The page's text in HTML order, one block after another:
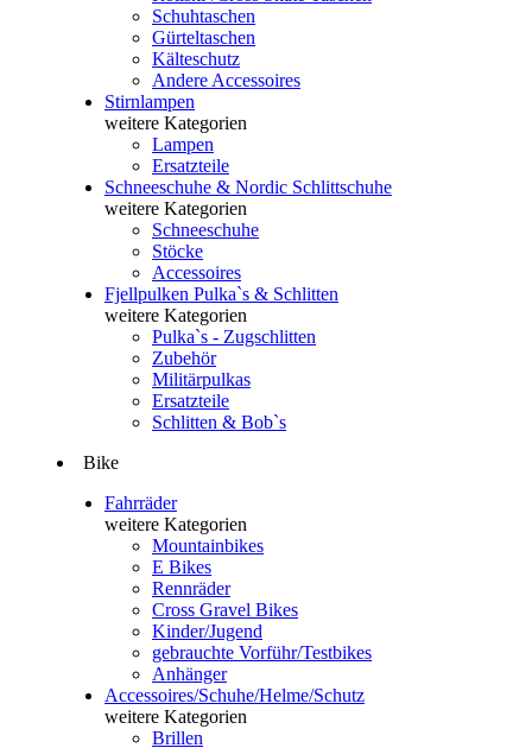
Schuhtaschen
Gürteltaschen
Kälteschutz
Andere Accessoires
Stirnlampen
weitere Kategorien
Lampen
Ersatzteile
Schneeschuhe & Nordic Schlittschuhe
weitere Kategorien
Schneeschuhe
Stöcke
Accessoires
Fjellpulken Pulka`s & Schlitten
weitere Kategorien
Pulka`s - Zugschlitten
Zubehör
Militärpulkas
Ersatzteile
Schlitten & Bob`s
Bike
Fahrräder
weitere Kategorien
Mountainbikes
E Bikes
Rennräder
Cross Gravel Bikes
Kinder/Jugend
gebrauchte Vorführ/Testbikes
Anhänger
Accessoires/Schuhe/Helme/Schutz
weitere Kategorien
Brillen